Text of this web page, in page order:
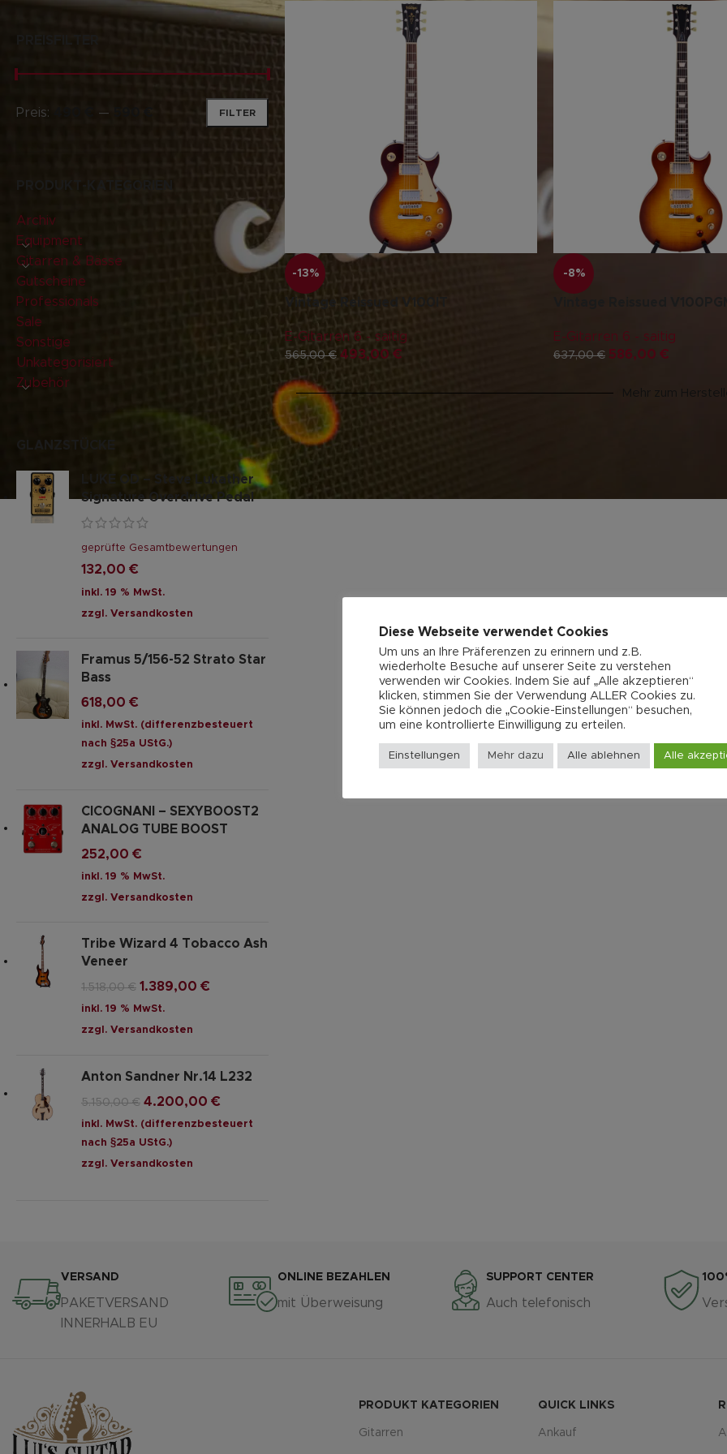
FILTER
Preis: —
Archiv
Equipment
Gitarren & Bässe
Gutscheine
Professionals
Sale
Sonstige
Unkategorisiert
Zubehör
LUKE OD – Steve Lukather
Signature Overdrive Pedal
geprüfte Gesamtbewertungen
132,00 €
inkl. 19 % MwSt.
zzgl. Versandkosten
Framus 5/156-52 Strato Star
Bass
618,00 €
inkl. MwSt. (differenzbesteuert
nach §25a UStG.)
zzgl. Versandkosten
CICOGNANI – SEXYBOOST2
ANALOG TUBE BOOST
252,00 €
inkl. 19 % MwSt.
zzgl. Versandkosten
Tribe Wizard 4 Tobacco Ash
Veneer
1.518,00€ 1.389,00 €
inkl. 19 % MwSt.
zzgl. Versandkosten
Anton Sandner Nr.14 L232
5.150,00€ 4.200,00 €
inkl. MwSt. (differenzbesteuert
nach §25a UStG.)
zzgl. Versandkosten
-13%
Vintage Reissued V100IT
E-Gitarren 6 - saitig
565,00€ 493,00 €
-8%
E-Gitarren 6 - saitig
637,00€ 586,00 €
Mehr zum
VERSAND
PAKETVERSAND
INNERHALB EU
ONLINE BEZAHLEN
mit Überweisung
SUPPORT CENTER
Auch telefonisch
PRODUKT KATEGORIEN
Gitarren
QUICK LINKS
Ankauf
Diese Webseite verwendet Cookies
Um uns an Ihre Präferenzen zu erinnern und z.B.
wiederholte Besuche auf unserer Seite zu verstehen
verwenden wir Cookies. Indem Sie auf „Alle akzeptieren“
klicken, stimmen Sie der Verwendung ALLER Cookies zu.
Sie können jedoch die „Cookie-Einstellungen“ besuchen,
um eine kontrollierte Einwilligung zu erteilen.
Einstellungen Mehr dazu Alle ablehnen Alle